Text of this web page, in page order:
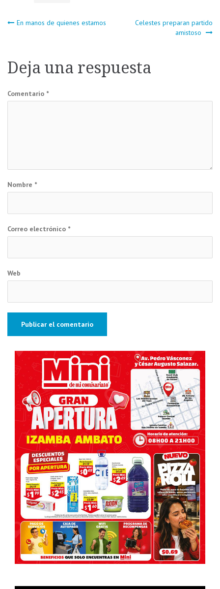
Navegación
entradas
En manos de quienes estamos
Celestes preparan partido
amistoso
Deja una respuesta
Comentario *
Nombre *
Correo electrónico *
Web